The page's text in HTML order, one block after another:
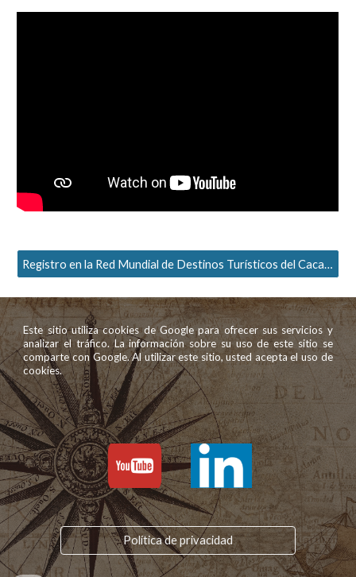
Registro en la Red Mundial de Destinos Turísticos del Cacao y Derivados
Este sitio utiliza cookies de Google para ofrecer sus servicios y
analizar el tráfico. La información sobre su uso de este sitio se
comparte con Google. Al utilizar este sitio, usted acepta el uso de
cookies.
Política de privacidad